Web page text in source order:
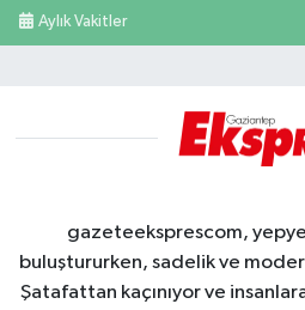
Aylık Vakitler
gazeteeksprescom,
buluştururken, sadelik ve
Şatafattan kaçınıyor ve